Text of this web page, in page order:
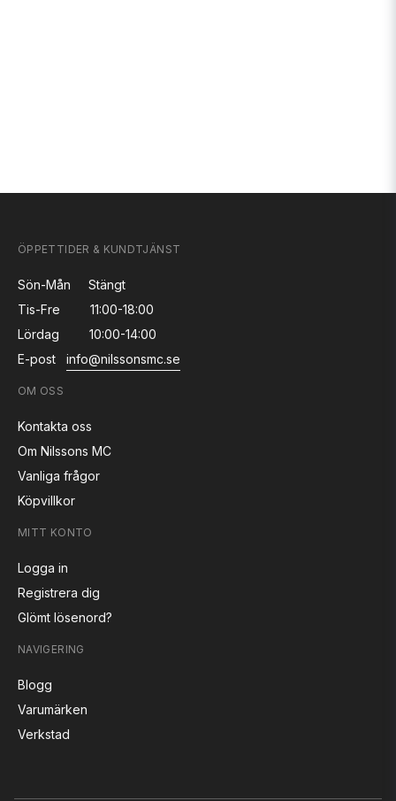
ÖPPETTIDER & KUNDTJÄNST
Sön-Mån
Stängt
Tis-Fre
11:00-18:00
Lördag
10:00-14:00
E-post
info@nilssonsmc.se
OM OSS
Kontakta oss
Om Nilssons MC
Vanliga frågor
Köpvillkor
MITT KONTO
Logga in
Registrera dig
Glömt lösenord?
NAVIGERING
Blogg
Varumärken
Verkstad